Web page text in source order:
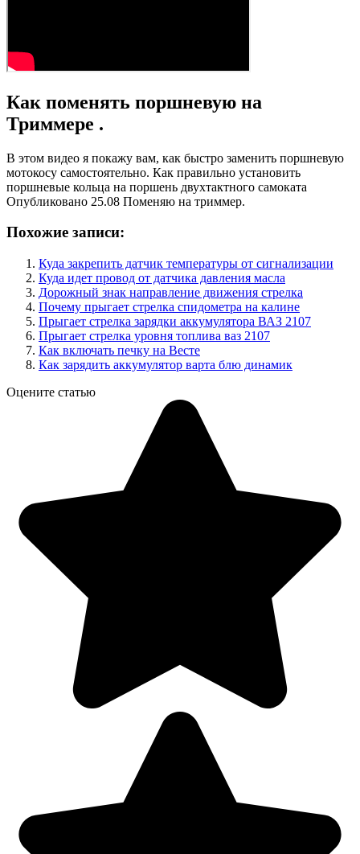
Как поменять поршневую на
Триммере .
В этом видео я покажу вам, как быстро заменить поршневую
мотокосу самостоятельно. Как правильно установить
поршневые кольца на поршень двухтактного самоката
Опубликовано 25.08 Поменяю на триммер.
Похожие записи:
Куда закрепить датчик температуры от сигнализации
Куда идет провод от датчика давления масла
Дорожный знак направление движения стрелка
Почему прыгает стрелка спидометра на калине
Прыгает стрелка зарядки аккумулятора ВАЗ 2107
Прыгает стрелка уровня топлива ваз 2107
Как включать печку на Весте
Как зарядить аккумулятор варта блю динамик
Оцените статью